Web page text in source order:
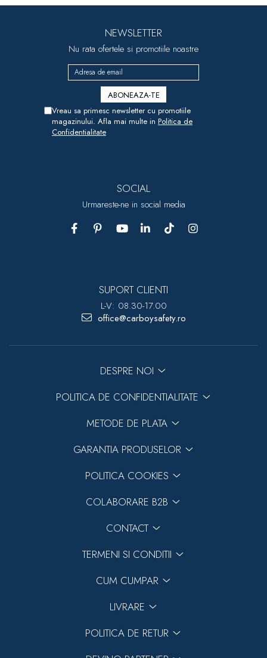
NEWSLETTER
Nu rata ofertele si promotiile noastre
Vreau sa primesc newsletter cu promotiile
magazinului. Afla mai multe in Politica de
Confidentialitate
SOCIAL
Urmareste-ne in social media
SUPORT CLIENTI
L-V: 08.30-17.00
office@carboysafety.ro
DESPRE NOI
POLITICA DE CONFIDENTIALITATE
METODE DE PLATA
GARANTIA PRODUSELOR
POLITICA COOKIES
COLABORARE B2B
CONTACT
TERMENI SI CONDITII
CUM CUMPAR
LIVRARE
POLITICA DE RETUR